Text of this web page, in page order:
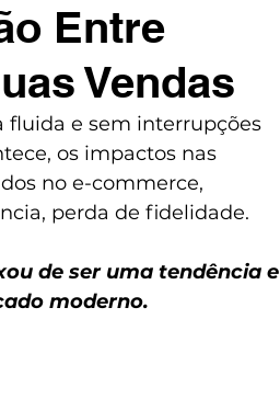
Entre
Vendas
fluida e sem interrupções
os impactos nas
no e-commerce,
perda de fidelidade.
de ser uma tendência e
moderno.